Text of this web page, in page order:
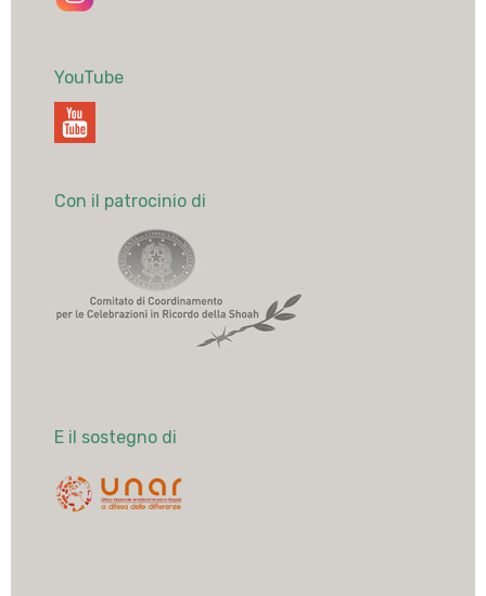
YouTube
Con il patrocinio di
E il sostegno di